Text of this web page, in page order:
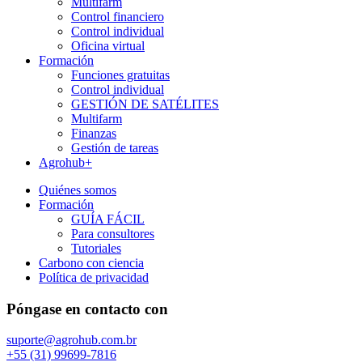
Control financiero
Control individual
Oficina virtual
Formación
Funciones gratuitas
Control individual
GESTIÓN DE SATÉLITES
Multifarm
Finanzas
Gestión de tareas
Agrohub+
Quiénes somos
Formación
GUÍA FÁCIL
Para consultores
Tutoriales
Carbono con ciencia
Política de privacidad
Póngase en contacto con
suporte@agrohub.com.br
+55 (31) 99699-7816